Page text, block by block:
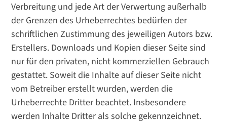
Verbreitung und jede Art der Verwertung außerhalb
der Grenzen des Urheberrechtes bedürfen der
schriftlichen Zustimmung des jeweiligen Autors bzw.
Erstellers. Downloads und Kopien dieser Seite sind
nur für den privaten, nicht kommerziellen Gebrauch
gestattet. Soweit die Inhalte auf dieser Seite nicht
vom Betreiber erstellt wurden, werden die
Urheberrechte Dritter beachtet. Insbesondere
werden Inhalte Dritter als solche gekennzeichnet.